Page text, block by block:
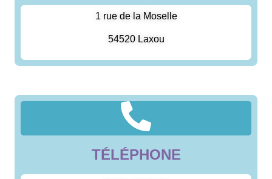
1 rue de la Moselle
54520 Laxou
TÉLÉPHONE